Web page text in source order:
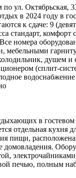
по ул. Октябрьская,
в 2024 году в
к сдаче: 9
стандарт, комфорт
номера
мебельными
душем и
(сплит-
водоснабжение
в гостевом
отдельная кухня
пищи,
домовладения.
печью, полным